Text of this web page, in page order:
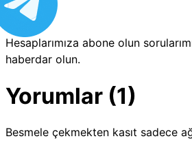
Hesaplarımıza abone olun
haberdar olun.
Yorumlar (1)
Besmele çekmekten kasıt sadece